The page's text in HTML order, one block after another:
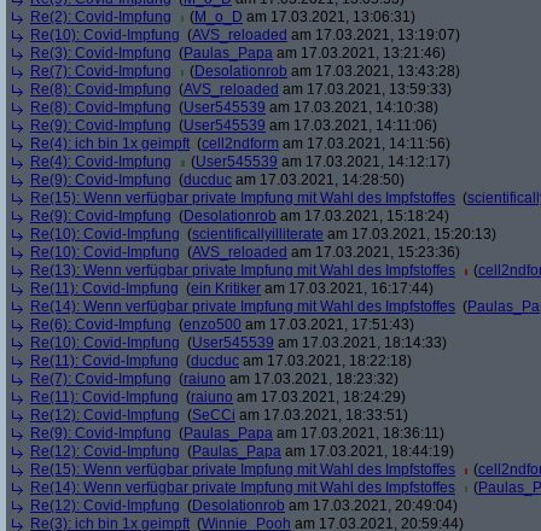
Re(2): Covid-Impfung
(M_o_D am 17.03.2021, 13:06:31)
Re(10): Covid-Impfung (AVS_reloaded am 17.03.2021, 13:19:07)
Re(3): Covid-Impfung (Paulas_Papa am 17.03.2021, 13:21:46)
Re(7): Covid-Impfung
(Desolationrob am 17.03.2021, 13:43:28)
Re(8): Covid-Impfung (AVS_reloaded am 17.03.2021, 13:59:33)
Re(8): Covid-Impfung (User545539 am 17.03.2021, 14:10:38)
Re(9): Covid-Impfung (User545539 am 17.03.2021, 14:11:06)
Re(4): ich bin 1x geimpft (cell2ndform am 17.03.2021, 14:11:56)
Re(4): Covid-Impfung
(User545539 am 17.03.2021, 14:12:17)
Re(9): Covid-Impfung (ducduc am 17.03.2021, 14:28:50)
Re(15): Wenn verfügbar private Impfung mit Wahl des Impfstoffes (
Re(9): Covid-Impfung (Desolationrob am 17.03.2021, 15:18:24)
Re(10): Covid-Impfung (scientificallyilliterate am 17.03.2021, 15:20:13)
Re(10): Covid-Impfung (AVS_reloaded am 17.03.2021, 15:23:36)
Re(13): Wenn verfügbar private Impfung mit Wahl des Impfstoffes
(
Re(11): Covid-Impfung (ein Kritiker am 17.03.2021, 16:17:44)
Re(14): Wenn verfügbar private Impfung mit Wahl des Impfstoffes (
Re(6): Covid-Impfung (enzo500 am 17.03.2021, 17:51:43)
Re(10): Covid-Impfung (User545539 am 17.03.2021, 18:14:33)
Re(11): Covid-Impfung (ducduc am 17.03.2021, 18:22:18)
Re(7): Covid-Impfung (raiuno am 17.03.2021, 18:23:32)
Re(11): Covid-Impfung (raiuno am 17.03.2021, 18:24:29)
Re(12): Covid-Impfung (SeCCi am 17.03.2021, 18:33:51)
Re(9): Covid-Impfung (Paulas_Papa am 17.03.2021, 18:36:11)
Re(12): Covid-Impfung (Paulas_Papa am 17.03.2021, 18:44:19)
Re(15): Wenn verfügbar private Impfung mit Wahl des Impfstoffes
(
Re(14): Wenn verfügbar private Impfung mit Wahl des Impfstoffes
(
Re(12): Covid-Impfung (Desolationrob am 17.03.2021, 20:49:04)
Re(3): ich bin 1x geimpft (Winnie_Pooh am 17.03.2021, 20:59:44)